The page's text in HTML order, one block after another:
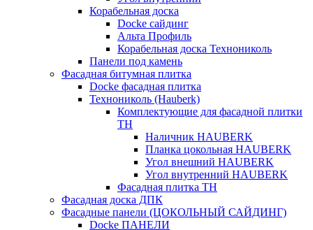
Корабельная доска
Docke сайдинг
Альта Профиль
Корабельная доска Технониколь
Панели под камень
Фасадная битумная плитка
Docke фасадная плитка
Технониколь (Hauberk)
Комплектующие для фасадной плитки
ТН
Наличник HAUBERK
Планка цокольная HAUBERK
Угол внешний HAUBERK
Угол внутренний HAUBERK
Фасадная плитка ТН
Фасадная доска ДПК
Фасадные панели (ЦОКОЛЬНЫЙ САЙДИНГ)
Docke ПАНЕЛИ